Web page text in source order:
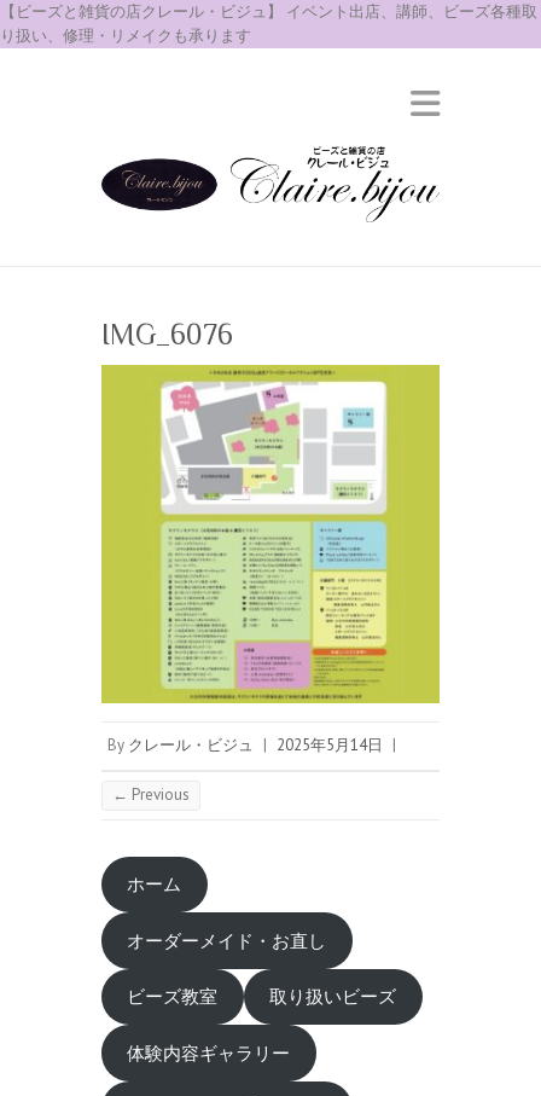
【ビーズと雑貨の店クレール・ビジュ】 イベント出店、講師、ビーズ各種取
り扱い、修理・リメイクも承ります
IMG_6076
By クレール・ビジュ | 2025年5月14日 |
← Previous
ホーム
オーダーメイド・お直し
ビーズ教室 取り扱いビーズ
体験内容ギャラリー